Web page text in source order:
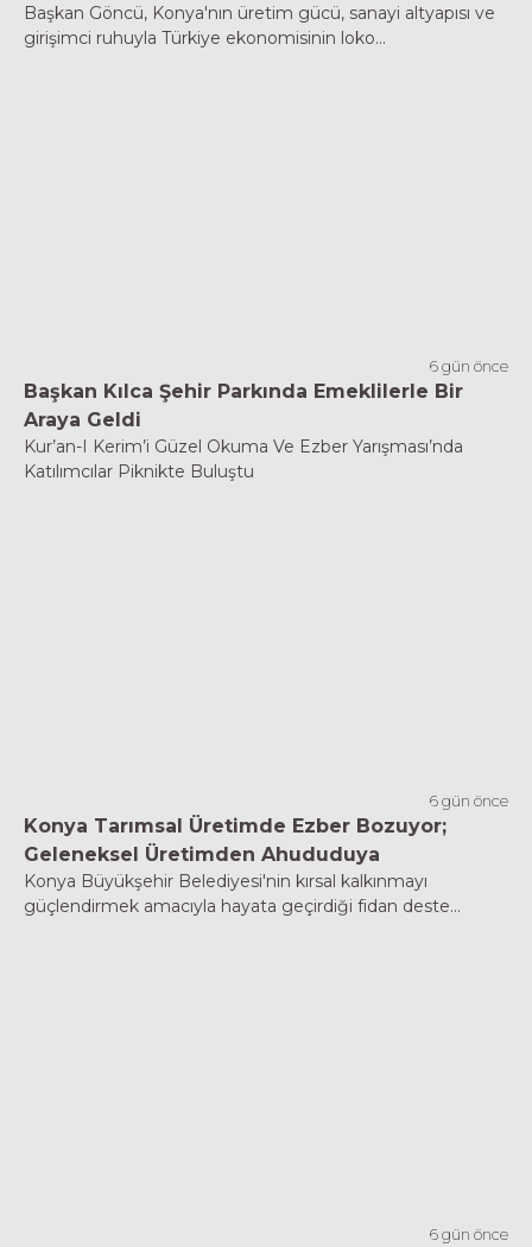
Başkan Göncü, Konya'nın üretim gücü, sanayi altyapısı ve
girişimci ruhuyla Türkiye ekonomisinin loko...
6 gün önce
Başkan Kılca Şehir Parkında Emeklilerle Bir
Araya Geldi
Kur’an-I Kerim’i Güzel Okuma Ve Ezber Yarışması’nda
Katılımcılar Piknikte Buluştu
6 gün önce
Konya Tarımsal Üretimde Ezber Bozuyor;
Geleneksel Üretimden Ahududuya
Konya Büyükşehir Belediyesi'nin kırsal kalkınmayı
güçlendirmek amacıyla hayata geçirdiği fidan deste...
6 gün önce